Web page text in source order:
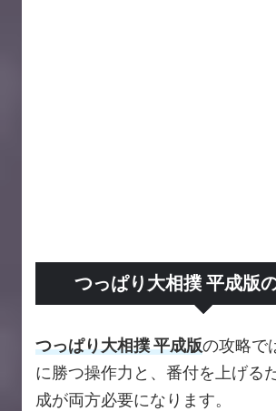
つっぱり大相撲 平成版
つっぱり大相撲 平成版の攻略で
に勝つ操作力と、番付を上げる
成が両方必要になります。